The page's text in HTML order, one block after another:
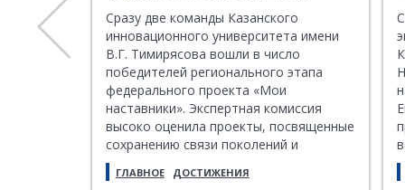
день
Сразу две команды Казанского
инновационного университета имени
В.Г. Тимирясова вошли в число
победителей регионального этапа
федерального проекта «Мои
наставники». Экспертная комиссия
высоко оценила проекты, посвященные
сохранению связи поколений и
патриотическому воспитанию
молодежи, а также эффективную
ГЛАВНОЕ ДОСТИЖЕНИЯ